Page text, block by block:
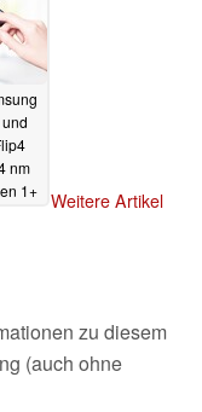
nm
1+
Weitere Artikel
zu diesem
(auch ohne